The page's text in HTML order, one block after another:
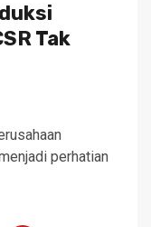
Tak
perhatian